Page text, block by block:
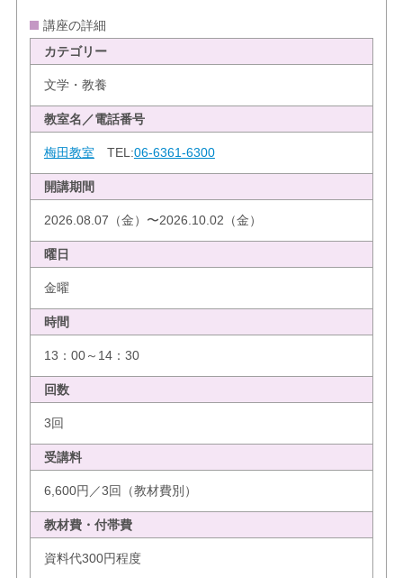
講座の詳細
カテゴリー
文学・教養
教室名／電話番号
梅田教室 TEL:06-6361-6300
開講期間
2026.08.07（金）〜2026.10.02（金）
曜日
金曜
時間
13：00～14：30
回数
3回
受講料
6,600円／3回（教材費別）
教材費・付帯費
資料代300円程度